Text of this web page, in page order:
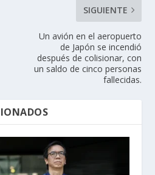
SIGUIENTE
Un avión en el aeropuerto
de Japón se incendió
después de colisionar, con
un saldo de cinco personas
fallecidas.